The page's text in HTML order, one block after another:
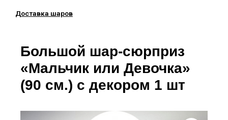
Доставка шаров
Большой шар-сюрприз
«Мальчик или Девочка»
(90 см.) с декором 1 шт